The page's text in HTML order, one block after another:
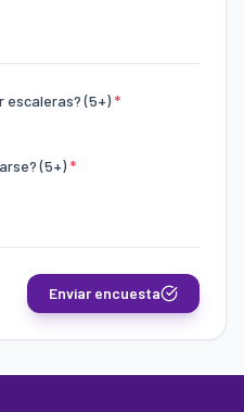
escaleras? (5+) *
(5+) *
Enviar encuesta